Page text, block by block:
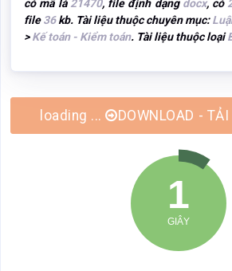
có mã là 21470, file định dạng docx, có
file36kb. Tài liệu thuộc chuyên mục:
>Kế toán - Kiểm toán. Tài liệu thuộc loại
DOWNLOAD - TẢI TÀI